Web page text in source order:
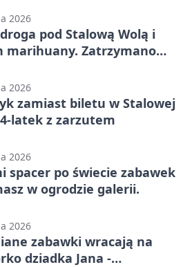
2026
pod Stalową Wolą i
marihuany. Zatrzymano
2026
zamiast biletu w Stalowej
latek z zarzutem
2026
spacer po świecie zabawek
w ogrodzie galerii.
2026
zabawki wracają na
dziadka Jana -